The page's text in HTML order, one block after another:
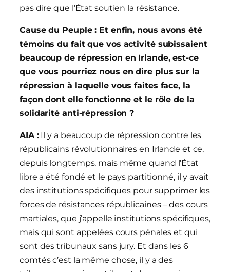
pas dire que l’État soutien la résistance.
Cause du Peuple : Et enfin, nous avons été
témoins du fait que vos activité subissaient
beaucoup de répression en Irlande, est-ce
que vous pourriez nous en dire plus sur la
répression à laquelle vous faites face, la
façon dont elle fonctionne et le rôle de la
solidarité anti-répression ?
AIA :Il y a beaucoup de répression contre les
républicains révolutionnaires en Irlande et ce,
depuis longtemps, mais même quand l’État
libre a été fondé et le pays partitionné, il y avait
des institutions spécifiques pour supprimer les
forces de résistances républicaines – des cours
martiales, que j’appelle institutions spécifiques,
mais qui sont appelées cours pénales et qui
sont des tribunaux sans jury. Et dans les 6
comtés c’est la même chose, il y a des